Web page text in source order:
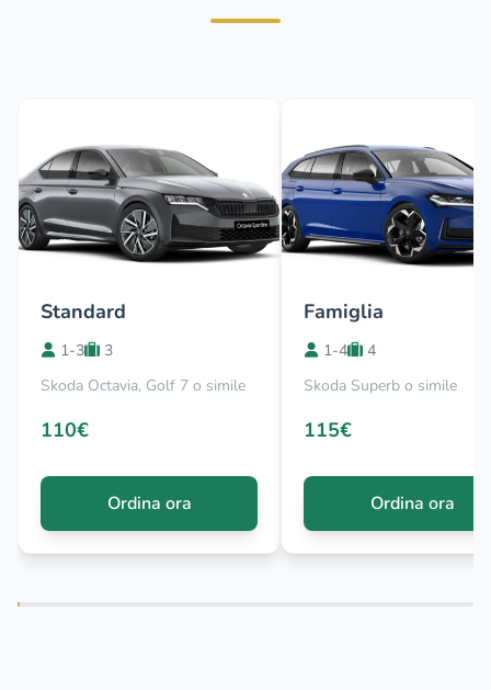
Standard
1-3
3
Skoda Octavia, Golf 7 o simile
110€
Ordina ora
Famiglia
1-4
4
Skoda Superb o simile
115€
Ordina ora